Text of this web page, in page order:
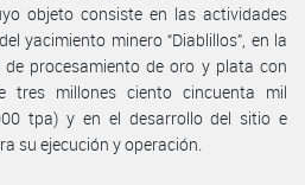
objeto consiste en las actividades
yacimiento minero “Diablillos”, en la
procesamiento de oro y plata con
tres millones ciento cincuenta mil
tpa) y en el desarrollo del sitio e
su ejecución y operación.